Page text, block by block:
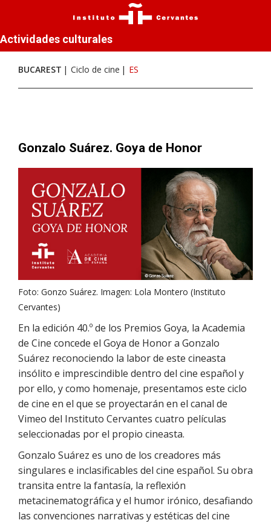
Actividades culturales
BUCAREST Ciclo de cine ES
Gonzalo Suárez. Goya de Honor
Foto: Gonzo Suárez. Imagen: Lola Montero (Instituto
Cervantes)
En la edición 40.º de los Premios Goya, la Academia
de Cine concede el Goya de Honor a Gonzalo
Suárez reconociendo la labor de este cineasta
insólito e imprescindible dentro del cine español y
por ello, y como homenaje, presentamos este ciclo
de cine en el que se proyectarán en el canal de
Vimeo del Instituto Cervantes cuatro películas
seleccionadas por el propio cineasta.
Gonzalo Suárez es uno de los creadores más
singulares e inclasificables del cine español. Su obra
transita entre la fantasía, la reflexión
metacinematográfica y el humor irónico, desafiando
las convenciones narrativas y estéticas del cine